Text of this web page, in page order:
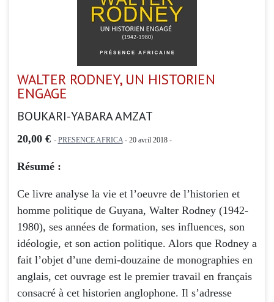
WALTER RODNEY, UN HISTORIEN
ENGAGE
BOUKARI-YABARA AMZAT
20,00 € - PRESENCE AFRICA- 20 avril 2018 -
Résumé :
Ce livre analyse la vie et l’oeuvre de l’historien et
homme politique de Guyana, Walter Rodney (1942-
1980), ses années de formation, ses influences, son
idéologie, et son action politique. Alors que Rodney a
fait l’objet d’une demi-douzaine de monographies en
anglais, cet ouvrage est le premier travail en français
consacré à cet historien anglophone. Il s’adresse